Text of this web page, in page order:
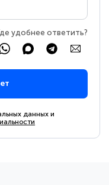
удобнее ответить?
данных и